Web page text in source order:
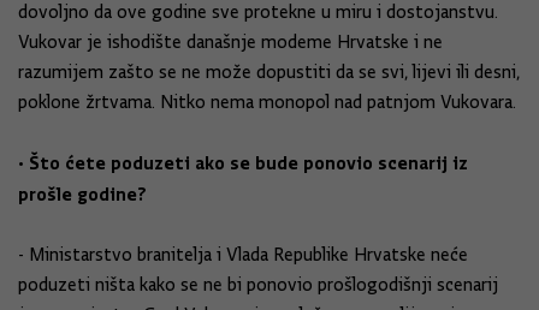
dovoljno da ove godine sve protekne u miru i dostojanstvu.
Vukovar je ishodište današnje modeme Hrvatske i ne
razumijem zašto se ne može dopustiti da se svi, lijevi ili desni,
poklone žrtvama. Nitko nema monopol nad patnjom Vukovara.
• Što ćete poduzeti ako se bude ponovio scenarij iz
prošle godine?
- Ministarstvo branitelja i Vlada Republike Hrvatske neće
poduzeti ništa kako se ne bi ponovio prošlogodišnji scenarij